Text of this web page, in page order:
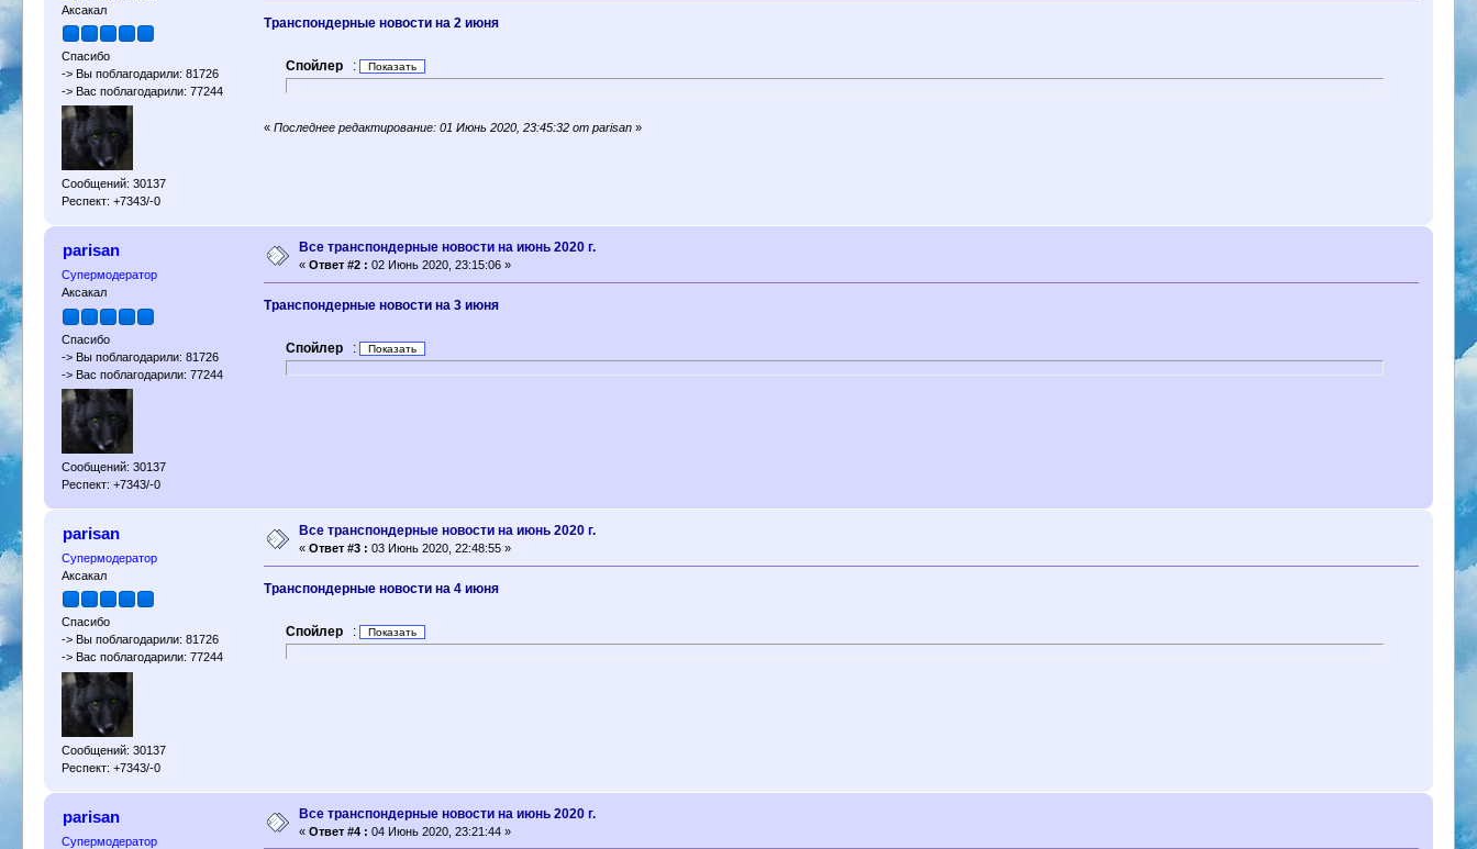
Аксакал
Спасибо
-> Вы поблагодарили: 81726
-> Вас поблагодарили: 77244
Сообщений: 30137
Респект: +7343/-0
Транспондерные новости на 2 июня
Спойлер :
« Последнее редактирование: 01 Июнь 2020, 23:45:32 от parisan»
parisan
Супермодератор
Аксакал
Спасибо
-> Вы поблагодарили: 81726
-> Вас поблагодарили: 77244
Сообщений: 30137
Респект: +7343/-0
Все транспондерные новости на июнь 2020 г.
«Ответ #2 : 02 Июнь 2020, 23:15:06 »
Транспондерные новости на 3 июня
Спойлер :
parisan
Супермодератор
Аксакал
Спасибо
-> Вы поблагодарили: 81726
-> Вас поблагодарили: 77244
Сообщений: 30137
Респект: +7343/-0
Все транспондерные новости на июнь 2020 г.
«Ответ #3 : 03 Июнь 2020, 22:48:55 »
Транспондерные новости на 4 июня
Спойлер :
parisan
Супермодератор
Все транспондерные новости на июнь 2020 г.
«Ответ #4 : 04 Июнь 2020, 23:21:44 »